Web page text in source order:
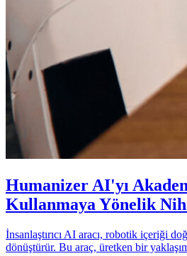
Humanizer AI'yı
Kullanmaya Yönelik
İnsanlaştırıcı AI aracı, robotik içeriği
dönüştürür. Bu araç, üretken bir